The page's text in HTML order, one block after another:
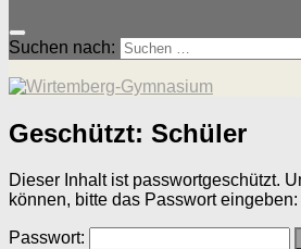
Suchen nach:
Geschützt: Schüler
Dieser Inhalt ist passwortgeschützt.
können, bitte das Passwort eingeben:
Passwort: